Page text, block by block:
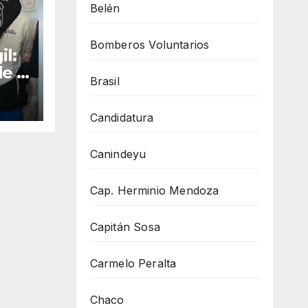
a
e
Belén
Bomberos Voluntarios
Brasil
Candidatura
Canindeyu
Cap. Herminio Mendoza
Capitán Sosa
Carmelo Peralta
Chaco